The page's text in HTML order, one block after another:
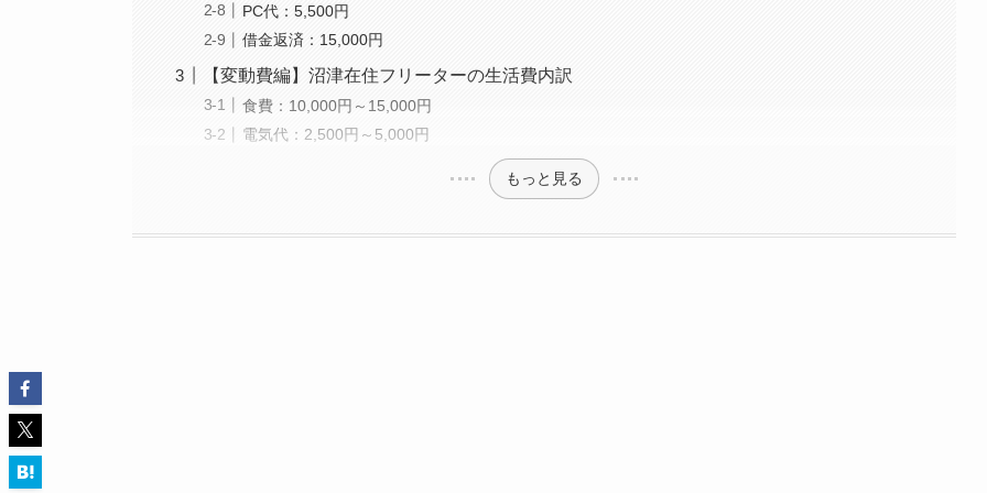
PC代：5,500円
借金返済：15,000円
【変動費編】沼津在住フリーターの生活費内訳
食費：10,000円～15,000円
電気代：2,500円～5,000円
もっと見る